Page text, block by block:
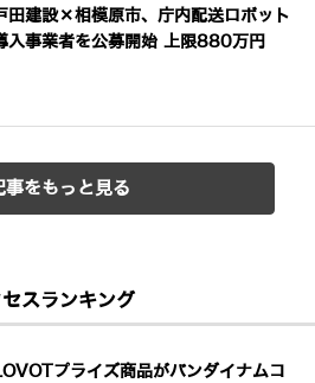
田建設×相模原市、庁内配送ロボット
入事業者を公募開始 上限880万円
事をもっと見る
スランキング
プライズ商品がバンダイナムコ